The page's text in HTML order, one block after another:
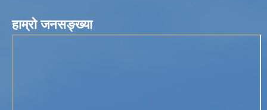
हाम्रो जनसङ्ख्या